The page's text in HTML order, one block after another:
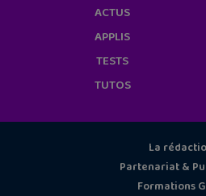
ACTUS
APPLIS
TESTS
TUTOS
La
Partenariat &
Formations